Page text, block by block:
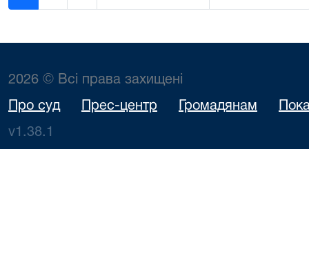
2026 © Всі права захищені
Про суд Прес-центр Громадянам
v1.38.1